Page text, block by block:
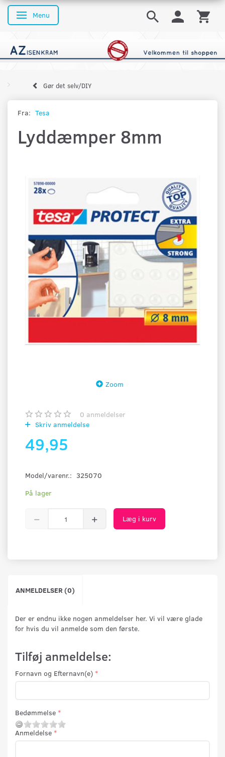
Skifte navigation
Menu
Gør det selv/DIY
Fra: Tesa
Lyddæmper 8mm
Zoom
0 anmeldelser
Skriv anmeldelse
49,95
Model/varenr.: 325070
På lager
Læg i kurv
ANMELDELSER (0)
Der er endnu ikke nogen anmeldelser her. Vi vil være glade
for hvis du vil anmelde som den første.
Tilføj anmeldelse:
Fornavn og Efternavn(e)
Bedømmelse
Anmeldelse